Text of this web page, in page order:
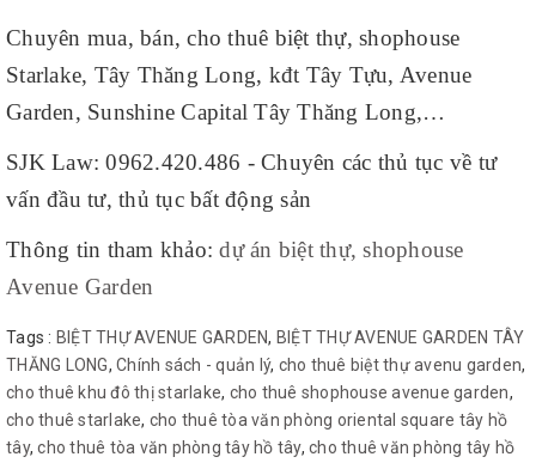
Chuyên mua, bán, cho thuê biệt thự, shophouse
Starlake, Tây Thăng Long, kđt Tây Tựu, Avenue
Garden, Sunshine Capital Tây Thăng Long,…
SJK Law: 0962.420.486 - Chuyên các thủ tục về tư
vấn đầu tư, thủ tục bất động sản
Thông tin tham khảo:dự án biệt thự, shophouse
Avenue Garden
Tags : BIỆT THỰ AVENUE GARDEN, BIỆT THỰ AVENUE GARDEN TÂY
THĂNG LONG, Chính sách - quản lý, cho thuê biệt thự avenu garden,
cho thuê khu đô thị starlake, cho thuê shophouse avenue garden,
cho thuê starlake, cho thuê tòa văn phòng oriental square tây hồ
tây,cho thuê tòa văn phòng tây hồ tây, cho thuê văn phòng tây hồ